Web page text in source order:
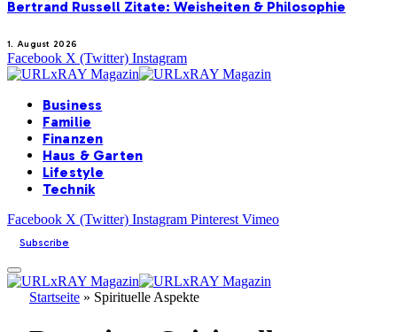
Bertrand Russell Zitate: Weisheiten & Philosophie
1. August 2026
Facebook X (Twitter) Instagram
Business
Familie
Finanzen
Haus & Garten
Lifestyle
Technik
Facebook X (Twitter) Instagram Pinterest Vimeo
Subscribe
Startseite » Spirituelle Aspekte